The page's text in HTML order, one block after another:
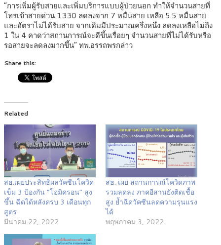
“การเพิ่มผู้รับสายและเพิ่มบริการแบบผู้ป่วยนอก ทำให้จำนวนสายที่
โทรเข้าสายด่วน 1330 ลดลงจาก 7 หมื่นสาย เหลือ 5.5 หมื่นสาย
และอัตราไม่ได้รับสาย จากเดิมมีประมาณครึ่งหนึ่ง ลดลงเหลือไม่ถึง
1 ใน 4 คาดว่าสถานการณ์จะดีขึ้นเรื่อยๆ จำนวนสายที่ไม่ได้รับหรือ
รอสายจะลดลงมากขึ้น” ทพ.อรรถพรกล่าว
Share this:
Related
สธ.เผยประสิทธิผลวัคซีนโควิด
เข็ม 3 ป้องกัน “โอมิครอน” สูง
ขึ้น ฉีดได้หลังครบ 3 เดือนทุก
สูตร
มีนาคม 22, 2022
สธ. เผย สถานการณ์โควิดภาพ
รวมลดลง ภาคอีสานยังติดเชื้อ
สูง ย้ำฉีดวัคซีนลดความรุนแรง
ได้
พฤษภาคม 3, 2022